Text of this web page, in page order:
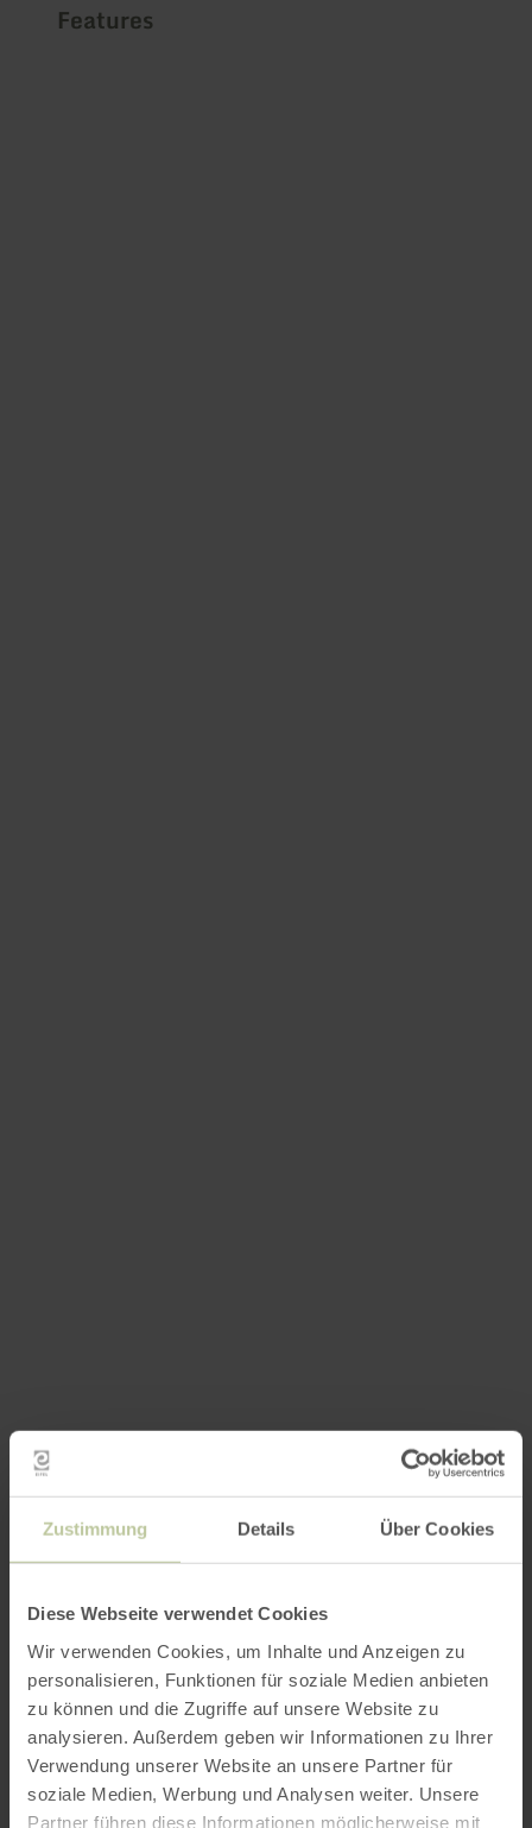
Zustimmung Details Über Cookies
Diese Webseite verwendet Cookies
Wir verwenden Cookies, um Inhalte und Anzeigen zu
personalisieren, Funktionen für soziale Medien anbieten
zu können und die Zugriffe auf unsere Website zu
analysieren. Außerdem geben wir Informationen zu Ihrer
Verwendung unserer Website an unsere Partner für
soziale Medien, Werbung und Analysen weiter. Unsere
Partner führen diese Informationen möglicherweise mit
Features